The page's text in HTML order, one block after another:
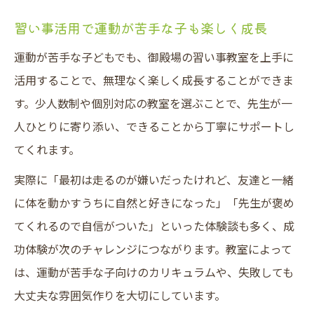
習い事活用で運動が苦手な子も楽しく成長
運動が苦手な子どもでも、御殿場の習い事教室を上手に
活用することで、無理なく楽しく成長することができま
す。少人数制や個別対応の教室を選ぶことで、先生が一
人ひとりに寄り添い、できることから丁寧にサポートし
てくれます。
実際に「最初は走るのが嫌いだったけれど、友達と一緒
に体を動かすうちに自然と好きになった」「先生が褒め
てくれるので自信がついた」といった体験談も多く、成
功体験が次のチャレンジにつながります。教室によって
は、運動が苦手な子向けのカリキュラムや、失敗しても
大丈夫な雰囲気作りを大切にしています。